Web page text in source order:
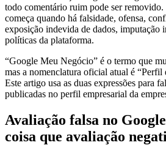
todo comentário ruim pode ser
começa quando há falsidade, ofensa,
exposição indevida de dados, imputação
políticas da plataforma.
“Google Meu Negócio” é o termo que
mas a nomenclatura oficial atual é “Perfil
Este artigo usa as duas expressões para
publicadas no perfil empresarial da
Avaliação falsa no
coisa que avaliação